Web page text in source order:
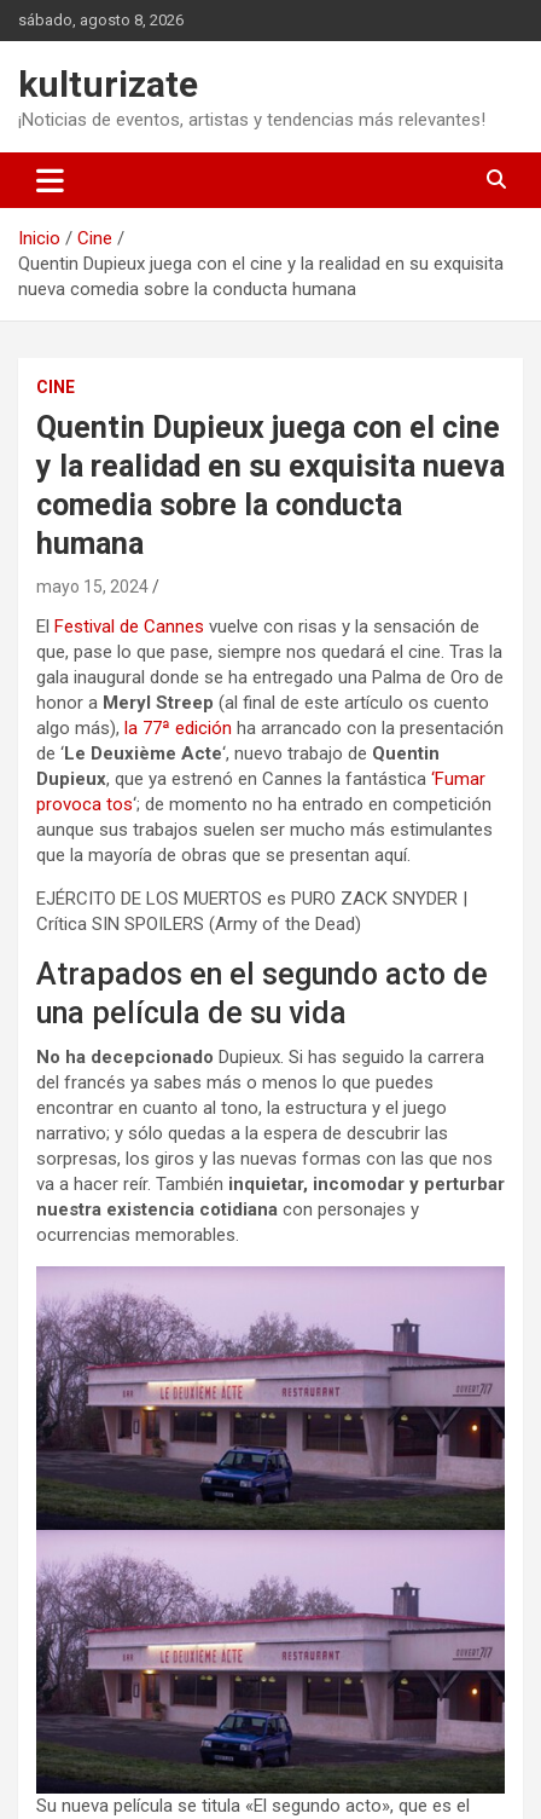
Saltar
al
sábado, agosto 8, 2026
kulturizate
¡Noticias de eventos, artistas y tendencias más relevantes!
Inicio
Cine
Quentin Dupieux juega con el cine y la realidad en su exquisita
nueva comedia sobre la conducta humana
CINE
Quentin Dupieux juega con el cine
y la realidad en su exquisita nueva
comedia sobre la conducta
humana
mayo 15, 2024
El Festival de Cannes vuelve con risas y la sensación de
que, pase lo que pase, siempre nos quedará el cine. Tras la
gala inaugural donde se ha entregado una Palma de Oro de
honor a Meryl Streep (al final de este artículo os cuento
algo más), la 77ª edición ha arrancado con la presentación
de ‘Le Deuxième Acte‘, nuevo trabajo de Quentin
Dupieux, que ya estrenó en Cannes la fantástica ‘Fumar
provoca tos‘; de momento no ha entrado en competición
aunque sus trabajos suelen ser mucho más estimulantes
que la mayoría de obras que se presentan aquí.
EJÉRCITO DE LOS MUERTOS es PURO ZACK SNYDER |
Crítica SIN SPOILERS (Army of the Dead)
Atrapados en el segundo acto de
una película de su vida
No ha decepcionado Dupieux. Si has seguido la carrera
del francés ya sabes más o menos lo que puedes
encontrar en cuanto al tono, la estructura y el juego
narrativo; y sólo quedas a la espera de descubrir las
sorpresas, los giros y las nuevas formas con las que nos
va a hacer reír. También inquietar, incomodar y perturbar
nuestra existencia cotidiana con personajes y
ocurrencias memorables.
Su nueva película se titula «El segundo acto», que es el